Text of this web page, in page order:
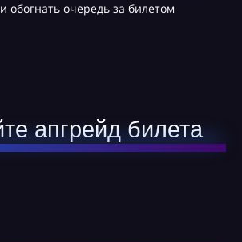
обогнать очередь за билетом
апгрейд билета